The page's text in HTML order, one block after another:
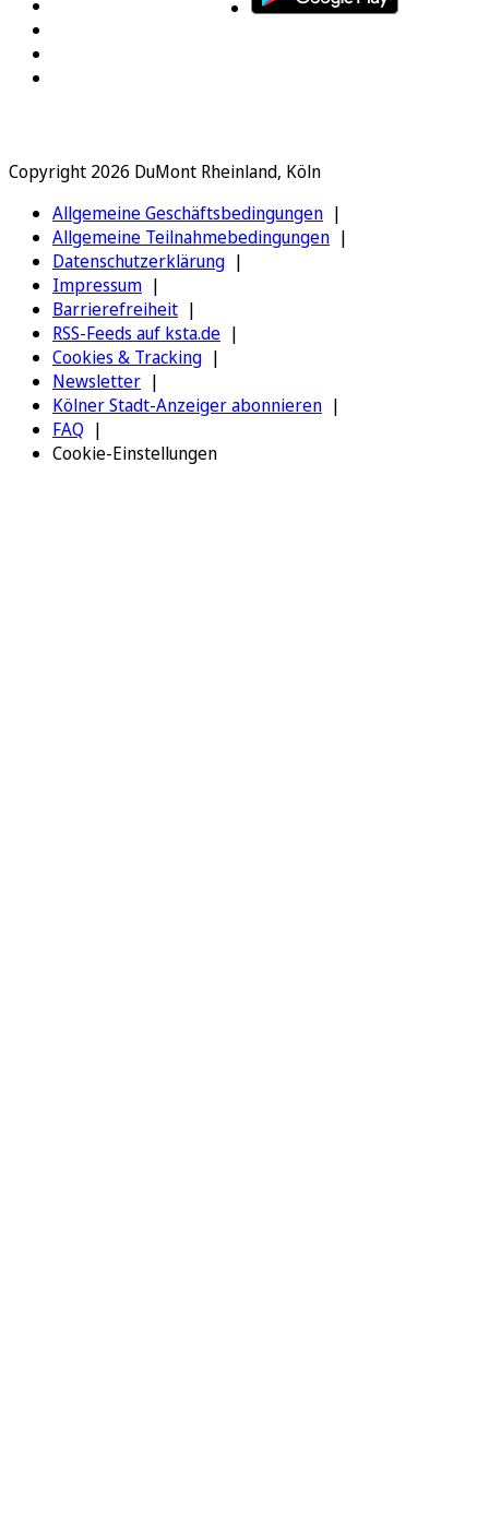
Copyright 2026 DuMont Rheinland, Köln
Allgemeine Geschäftsbedingungen
Allgemeine Teilnahmebedingungen
Datenschutzerklärung
Impressum
Barrierefreiheit
RSS-Feeds auf ksta.de
Cookies & Tracking
Newsletter
Kölner Stadt-Anzeiger abonnieren
FAQ
Cookie-Einstellungen